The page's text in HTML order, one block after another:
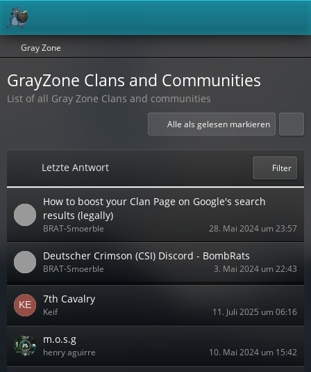
Gray Zone
GrayZone Clans and Communities
List of all Gray Zone Clans and communities
Alle als gelesen markieren
Letzte Antwort Filter
How to boost your Clan Page on Google's search
results (legally)
BRAT-Smoerble 28. Mai 2024 um 23:57
Deutscher Crimson (CSI) Discord - BombRats
BRAT-Smoerble 3. Mai 2024 um 22:43
7th Cavalry
Keif 11. Juli 2025 um 06:16
m.o.s.g
henry aguirre 10. Mai 2024 um 15:42